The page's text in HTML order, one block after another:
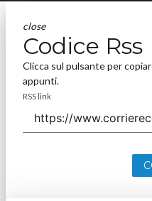
close
Codice Rss
Clicca sul pulsante per
appunti.
RSS link